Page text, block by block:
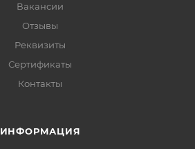
Вакансии
Отзывы
Реквизиты
Сертификаты
Контакты
ИНФОРМАЦИЯ